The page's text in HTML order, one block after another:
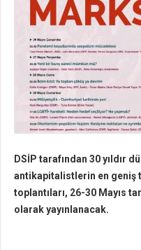
DSİP tarafından 30 yıldır
antikapitalistlerin en geniş
toplantıları, 26-30 Mayıs
olarak yayınlanacak.